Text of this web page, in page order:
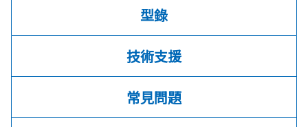
型錄
技術支援
常見問題